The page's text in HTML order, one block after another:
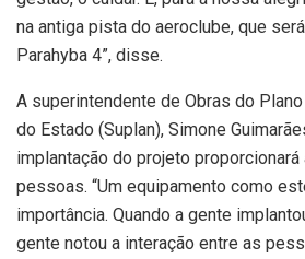
na antiga pista do aeroclube, que
Parahyba 4”, disse.
A superintendente de Obras do
do Estado (Suplan), Simone
implantação do projeto
pessoas. “Um equipamento como
importância. Quando a gente
gente notou a interação entre as